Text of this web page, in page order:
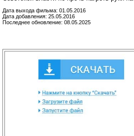
Дата выхода фильма: 01.05.2016
Дата добавления: 25.05.2016
Последнее обновление: 08.05.2025